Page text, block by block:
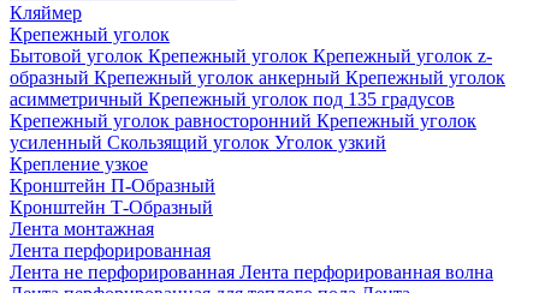
Кляймер
Крепежный уголок
Бытовой уголок Крепежный уголок Крепежный уголок z-
образный Крепежный уголок анкерный Крепежный уголок
асимметричный Крепежный уголок под 135 градусов
Крепежный уголок равносторонний Крепежный уголок
усиленный Скользящий уголок Уголок узкий
Крепление узкое
Кронштейн П-Образный
Кронштейн Т-Образный
Лента монтажная
Лента перфорированная
Лента не перфорированная Лента перфорированная волна